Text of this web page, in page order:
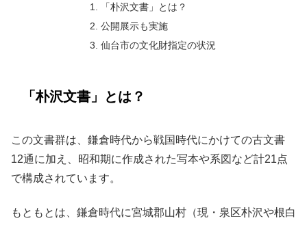
「朴沢文書」とは？
公開展示も実施
仙台市の文化財指定の状況
「朴沢文書」とは？
この文書群は、鎌倉時代から戦国時代にかけての古文書
12通に加え、昭和期に作成された写本や系図など計21点
で構成されています。
もともとは、鎌倉時代に宮城郡山村（現・泉区朴沢や根白